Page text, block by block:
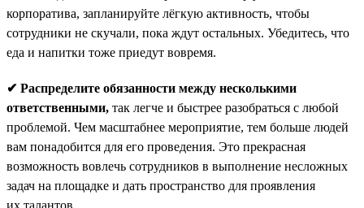
корпоратива, запланируйте лёгкую активность, чтобы
сотрудники не скучали, пока ждут остальных. Убедитесь, что
еда и напитки тоже приедут вовремя.
✔ Распределите обязанности между несколькими
ответственными, так легче и быстрее разобраться с любой
проблемой. Чем масштабнее мероприятие, тем больше людей
вам понадобится для его проведения. Это прекрасная
возможность вовлечь сотрудников в выполнение несложных
задач на площадке и дать пространство для проявления
их талантов.